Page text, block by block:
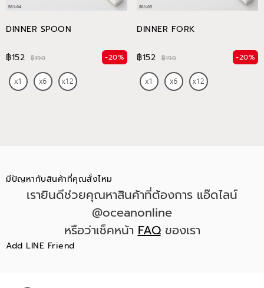
DINNER SPOON
฿152 ฿190 -20%
DINNER FORK
฿152 ฿190 -20%
มีปัญหากับสินค้าที่คุณสั่งไหม
เรายินดีช่วยคุณหาสินค้าที่ต้องการ แอ๊ดไลน์
@oceanonline
หรือว่าเช็คหน้าFAQของเรา
Add LINE Friend